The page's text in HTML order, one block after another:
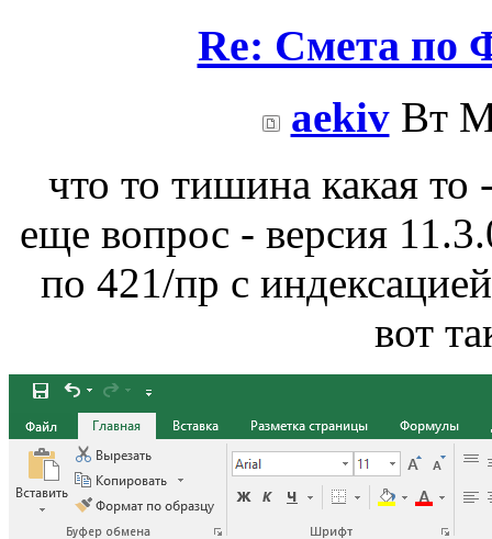
Re: Смета по
aekivВт
что то тишина какая то
еще вопрос - версия
по 421/пр с
вот